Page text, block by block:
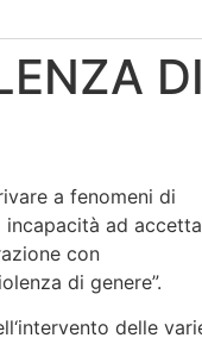
DI
a fenomeni di
ad
con
di genere”.
delle